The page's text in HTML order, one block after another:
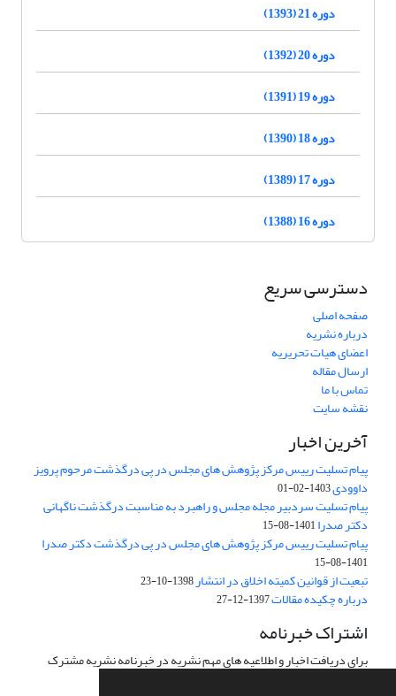
دوره 21 (1393)
دوره 20 (1392)
دوره 19 (1391)
دوره 18 (1390)
دوره 17 (1389)
دوره 16 (1388)
دسترسی سریع
صفحه اصلی
درباره نشریه
اعضای هیات تحریریه
ارسال مقاله
تماس با ما
نقشه سایت
آخرین اخبار
پیام تسلیت رییس مرکز پژوهش های مجلس در پی درگذشت مرحوم پرویز
داوودی1403-02-01
پیام تسلیت سردبیر مجله مجلس و راهبرد به مناسبت درگذشت ناگهانی
دکتر صدرا1401-08-15
پیام تسلیت رییس مرکز پژوهش های مجلس در پی درگذشت دکتر صدرا
1401-08-15
تبعیت از قوانین کمیته اخلاق در انتشار1398-10-23
درباره چکیده مقالات1397-12-27
اشتراک خبرنامه
برای دریافت اخبار و اطلاعیه های مهم نشریه در خبرنامه نشریه مشترک